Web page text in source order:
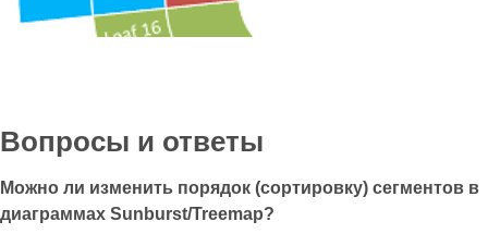
Вопросы и ответы
Можно ли изменить порядок (сортировку) сегментов в
диаграммах Sunburst/Treemap?